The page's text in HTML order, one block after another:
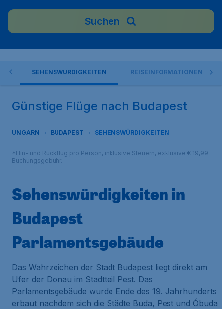
Suchen
SEHENSWÜRDIGKEITEN REISEINFORMATIONEN
Günstige Flüge nach Budapest
UNGARN BUDAPEST SEHENSWÜRDIGKEITEN
*Hin- und Rückflug pro Person, inklusive Steuern, exklusive € 19,99
Buchungsgebühr.
Sehenswürdigkeiten in
Budapest
Parlamentsgebäude
Das Wahrzeichen der Stadt Budapest liegt direkt am
Ufer der Donau im Stadtteil Pest. Das
Parlamentsgebäude wurde Ende des 19. Jahrhunderts
erbaut nachdem sich die Städte Buda, Pest und Óbuda